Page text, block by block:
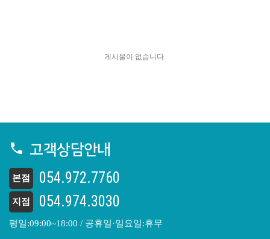
게시물이 없습니다.
고객상담안내
본점 054.972.7760
지점 054.974.3030
평일:09:00~18:00 / 공휴일·일요일:휴무